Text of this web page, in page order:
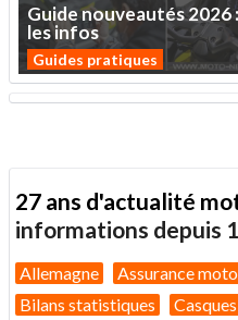
Guidenouveautés2026:
lesinfos
Guides pratiques
27 ans d'actualité
informations depuis
Allemagne Assurance moto
Bilans statistiques
Casques